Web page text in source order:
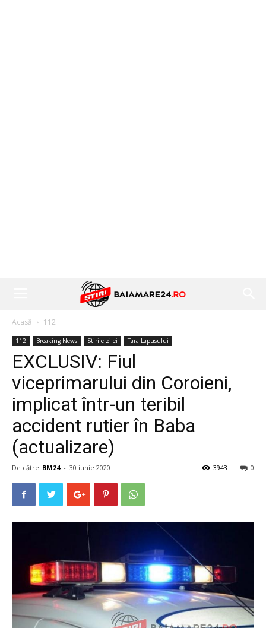
Acasă 112
112 Breaking News Stirile zilei Tara Lapusului
EXCLUSIV: Fiul
viceprimarului din Coroieni,
implicat într-un teribil
accident rutier în Baba
(actualizare)
De către BM24 - 30 iunie 2020 0
3943